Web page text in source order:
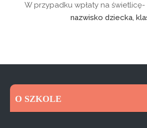
W przypadku wpłaty na świetlicę-
nazwisko dziecka,
O SZKOLE